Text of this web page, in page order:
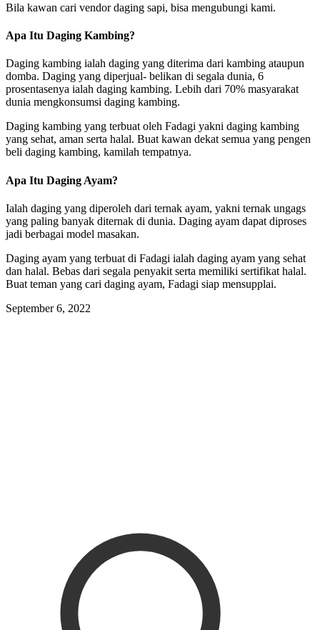
Bila kawan cari vendor daging sapi, bisa mengubungi kami.
Apa Itu Daging Kambing?
Daging kambing ialah daging yang diterima dari kambing ataupun
domba. Daging yang diperjual- belikan di segala dunia, 6
prosentasenya ialah daging kambing. Lebih dari 70% masyarakat
dunia mengkonsumsi daging kambing.
Daging kambing yang terbuat oleh Fadagi yakni daging kambing
yang sehat, aman serta halal. Buat kawan dekat semua yang pengen
beli daging kambing, kamilah tempatnya.
Apa Itu Daging Ayam?
Ialah daging yang diperoleh dari ternak ayam, yakni ternak ungags
yang paling banyak diternak di dunia. Daging ayam dapat diproses
jadi berbagai model masakan.
Daging ayam yang terbuat di Fadagi ialah daging ayam yang sehat
dan halal. Bebas dari segala penyakit serta memiliki sertifikat halal.
Buat teman yang cari daging ayam, Fadagi siap mensupplai.
September 6, 2022